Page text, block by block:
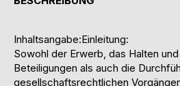
Inhaltsangabe:Einleitung:
Sowohl der Erwerb, das Halten
Beteiligungen als auch die
gesellschaftsrechtlichen